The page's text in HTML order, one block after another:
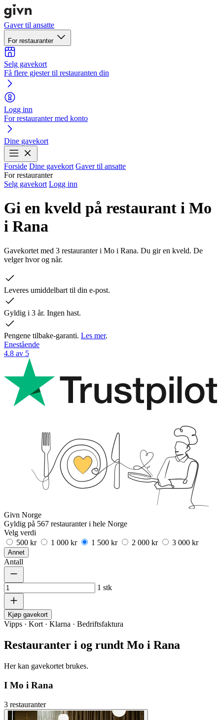
Gaver til ansatte
For restauranter
Selg gavekort
Få flere gjester til restauranten din
Logg inn
For restauranter med konto
Dine gavekort
Forside Dine gavekort Gaver til ansatte
For restauranter
Selg gavekort Logg inn
Gi en kveld på restaurant i Mo
i Rana
Gavekortet med 3 restauranter i Mo i Rana. Du gir en kveld. De
velger hvor og når.
Leveres umiddelbart til din e-post.
Gyldig i 3 år. Ingen hast.
Pengene tilbake-garanti. Les mer.
Enestående
4.8 av 5
Givn Norge
Gyldig på 567 restauranter i hele Norge
Velg verdi
500 kr
1 000 kr 1 500 kr 2 000 kr 3 000 kr
Annet
Antall
1 stk
Kjøp gavekort
Vipps · Kort · Klarna · Bedriftsfaktura
Restauranter i og rundt Mo i Rana
Her kan gavekortet brukes.
I Mo i Rana
3 restauranter